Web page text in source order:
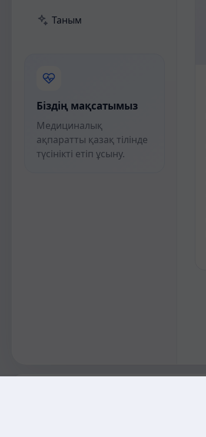
Таным
Біздің мақсатымыз
Медициналық
ақпаратты қазақ тілінде
түсінікті етіп ұсыну.